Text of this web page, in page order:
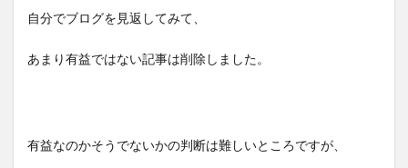
自分でブログを見返してみて、
あまり有益ではない記事は削除しました。
有益なのかそうでないかの判断は難しいところですが、